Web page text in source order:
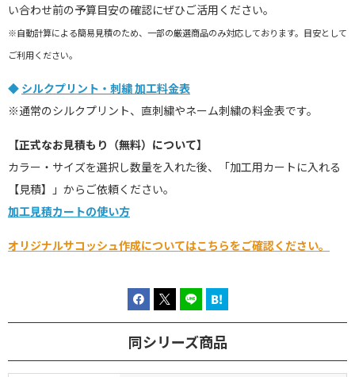
い合わせ前の予算目安の確認にぜひご活用ください。
※自動計算による簡易見積のため、一部の厳選商品のみ対応しております。目安として
ご利用ください。
◆ シルクプリント・刺繍 加工料金表
※通常のシルクプリント、直刺繍やネーム刺繍の料金表です。
【正式なお見積もり（無料）について】
カラー・サイズを選択し数量を入れた後、「加工用カートに入れる
【見積】」からご依頼ください。
加工見積カートの使い方
オリジナルサコッシュ作成についてはこちらをご確認ください。
同シリーズ商品